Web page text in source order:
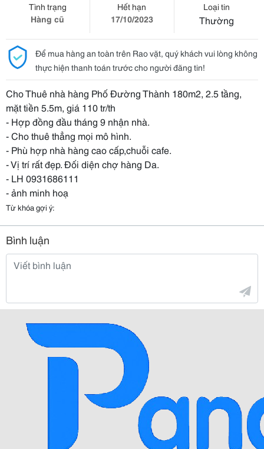
Tình trạng
Hàng cũ
Hết hạn
17/10/2023
Loại tin
Thường
Để mua hàng an toàn trên Rao vặt, quý khách vui lòng không
thực hiện thanh toán trước cho người đăng tin!
Cho Thuê nhà hàng Phố Đường Thành 180m2, 2.5 tầng,
mặt tiền 5.5m, giá 110 tr/th
- Hợp đồng đầu tháng 9 nhận nhà.
- Cho thuê thẳng mọi mô hình.
- Phù hợp nhà hàng cao cấp,chuỗi cafe.
- Vị trí rất đẹp. Đối diện chợ hàng Da.
- LH 0931686111
- ảnh minh hoạ
Từ khóa gợi ý:
Bình luận